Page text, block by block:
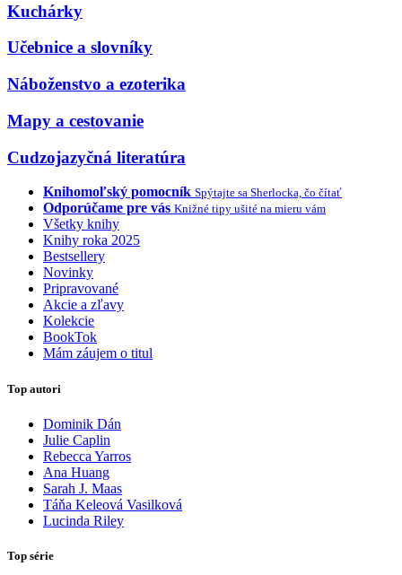
Kuchárky
Učebnice a slovníky
Náboženstvo a ezoterika
Mapy a cestovanie
Cudzojazyčná literatúra
Knihomoľský pomocník Spýtajte sa Sherlocka, čo čítať
Odporúčame pre vás Knižné tipy ušité na mieru vám
Všetky knihy
Knihy roka 2025
Bestsellery
Novinky
Pripravované
Akcie a zľavy
Kolekcie
BookTok
Mám záujem o titul
Top autori
Dominik Dán
Julie Caplin
Rebecca Yarros
Ana Huang
Sarah J. Maas
Táňa Keleová Vasilková
Lucinda Riley
Top série